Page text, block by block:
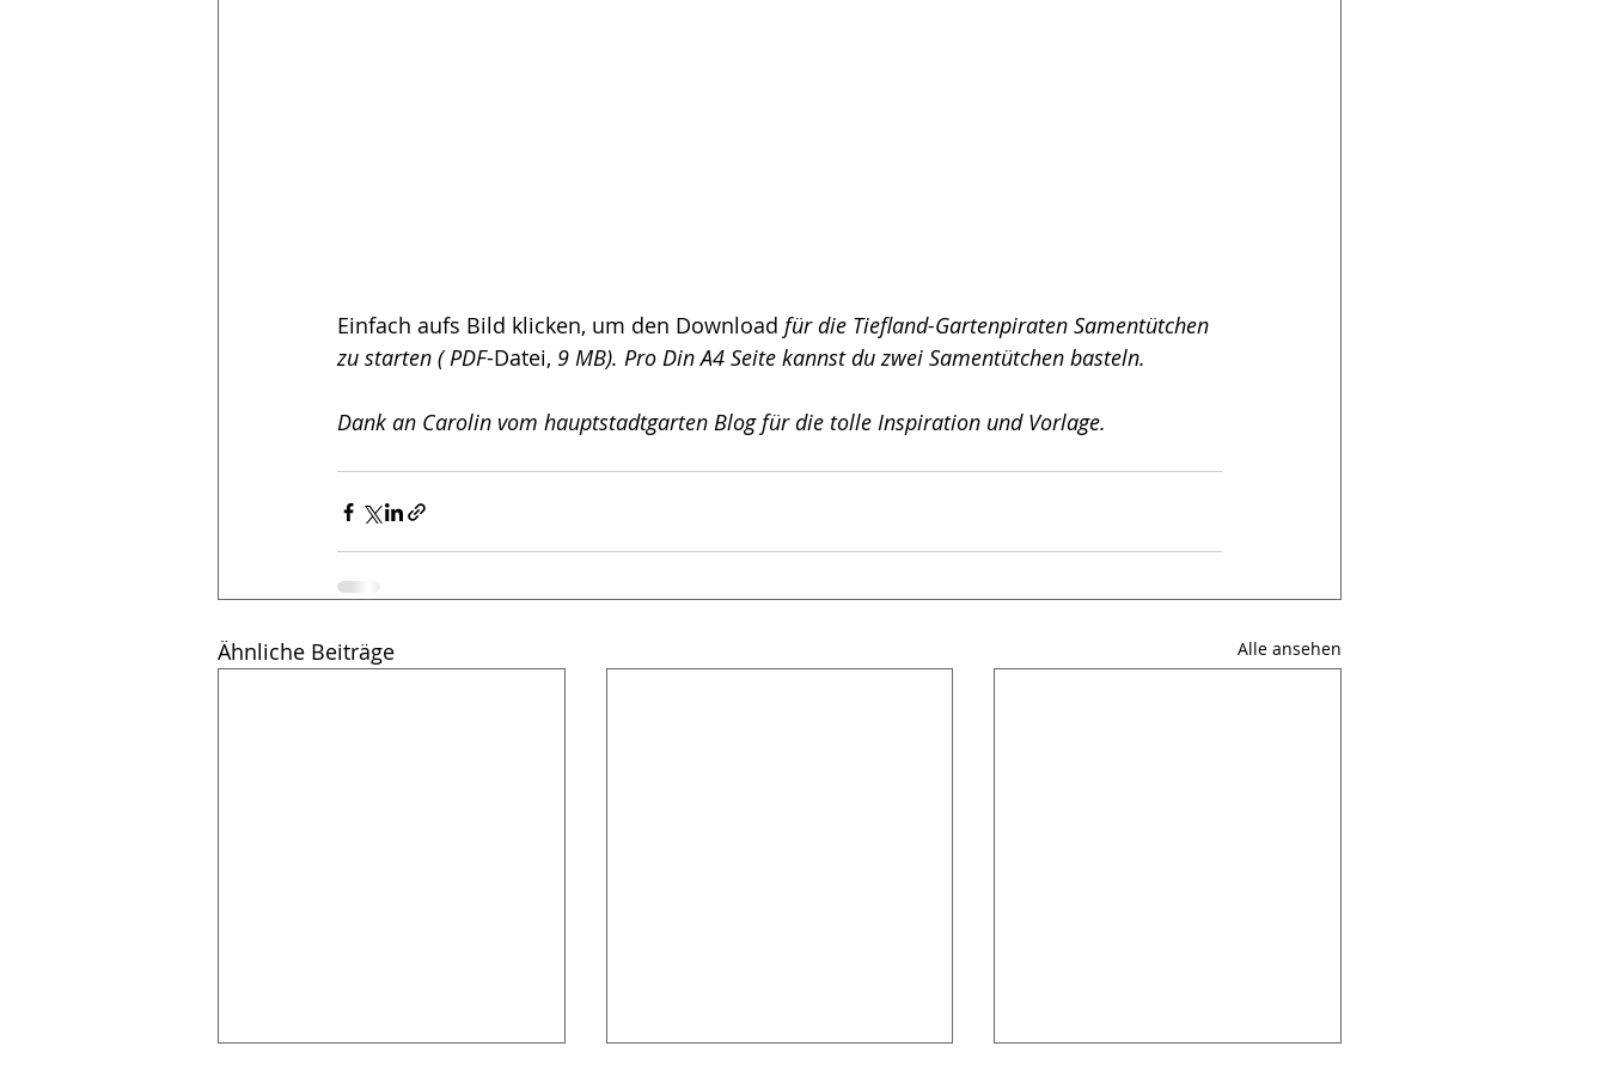
Einfach aufs Bild klicken, um den Download für die Tiefland-Gartenpiraten Samentütchen
zu starten ( PDF-Datei, 9 MB). Pro Din A4 Seite kannst du zwei Samentütchen basteln.
Dank an Carolin vom hauptstadtgarten Blog für die tolle Inspiration und Vorlage.
Ähnliche Beiträge Alle ansehen